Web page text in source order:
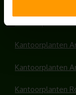
Kantoorplanten
Kantoorplanten
Kantoorplanten